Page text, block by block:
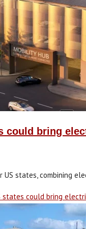
could bring
states, combining
states could bring